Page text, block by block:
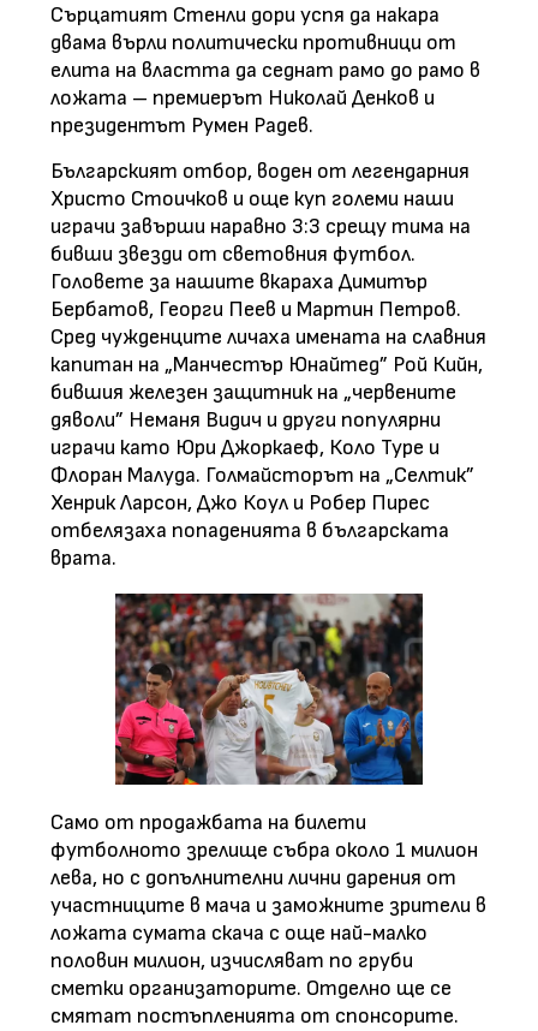
Сърцатият Стенли дори успя да накара
двама върли политически противници от
елита на властта да седнат рамо до рамо в
ложата – премиерът Николай Денков и
президентът Румен Радев.
Българският отбор, воден от легендарния
Христо Стоичков и още куп големи наши
играчи завърши наравно 3:3 срещу тима на
бивши звезди от световния футбол.
Головете за нашите вкараха Димитър
Бербатов, Георги Пеев и Мартин Петров.
Сред чужденците личаха имената на славния
капитан на „Манчестър Юнайтед” Рой Кийн,
бившия железен защитник на „червените
дяволи” Неманя Видич и други популярни
играчи като Юри Джоркаеф, Коло Туре и
Флоран Малуда. Голмайсторът на „Селтик”
Хенрик Ларсон, Джо Коул и Робер Пирес
отбелязаха попаденията в българската
врата.
Само от продажбата на билети
футболното зрелище събра около 1 милион
лева, но с допълнителни лични дарения от
участниците в мача и заможните зрители в
ложата сумата скача с още най-малко
половин милион, изчисляват по груби
сметки организаторите. Отделно ще се
смятат постъпленията от спонсорите.